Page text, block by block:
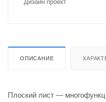
Дизайн проект
ОПИСАНИЕ
Плоский лист ―